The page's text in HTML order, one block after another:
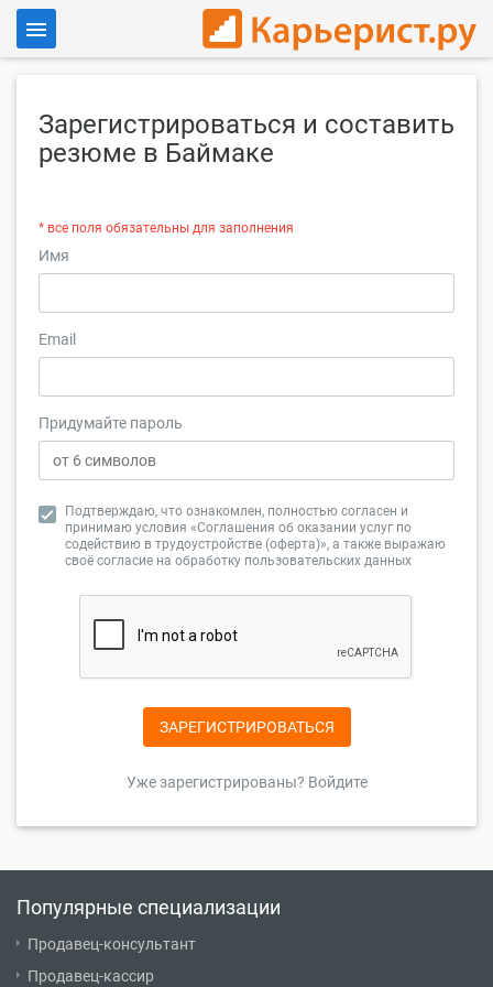
Для работодателей
Зарегистрироваться и составить
резюме в Баймаке
* все поля обязательны для заполнения
Имя
Email
Придумайте пароль
Подтверждаю, что ознакомлен, полностью согласен и
принимаю условия «Соглашения об оказании услуг по
содействию в трудоустройстве (оферта)», а также выражаю
своё согласие на обработку пользовательских данных
ЗАРЕГИСТРИРОВАТЬСЯ
Уже зарегистрированы? Войдите
Популярные специализации
Продавец-консультант
Продавец-кассир